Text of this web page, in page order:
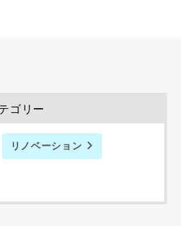
ゴリー
リノベーション
または当社サービスのご案内のた
用契約に関し，お客様に発生した
責任、不法行為責任、その他の法
わず賠償の責任を負わないものと
ビスを利用することにより第三者と